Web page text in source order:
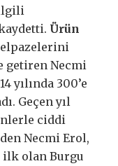
Ürün
getiren Necmi
yılında 300’e
Geçen yıl
ciddi
Necmi Erol,
ilk olan Burgu